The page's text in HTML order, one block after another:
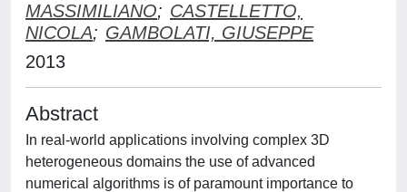
MASSIMILIANO; CASTELLETTO,
NICOLA; GAMBOLATI, GIUSEPPE
2013
Abstract
In real-world applications involving complex 3D
heterogeneous domains the use of advanced
numerical algorithms is of paramount importance to